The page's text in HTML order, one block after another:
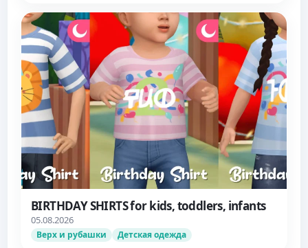
BIRTHDAY SHIRTS for kids, toddlers, infants
05.08.2026
Верх и рубашки Детская одежда